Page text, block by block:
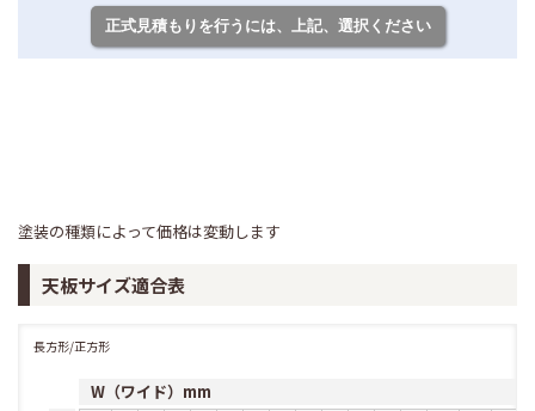
塗装の種類によって価格は変動します
天板サイズ適合表
長方形/正方形
W（ワイド）mm